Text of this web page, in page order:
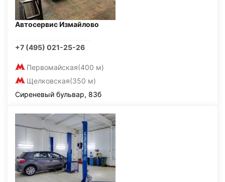
Автосервис Измайлово
+7 (495) 021-25-26
Первомайская(400 м)
Щелковская(350 м)
Сиреневый бульвар, 83б